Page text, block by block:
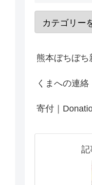
熊本ぼちぼち
くまへの連絡
寄付｜
記